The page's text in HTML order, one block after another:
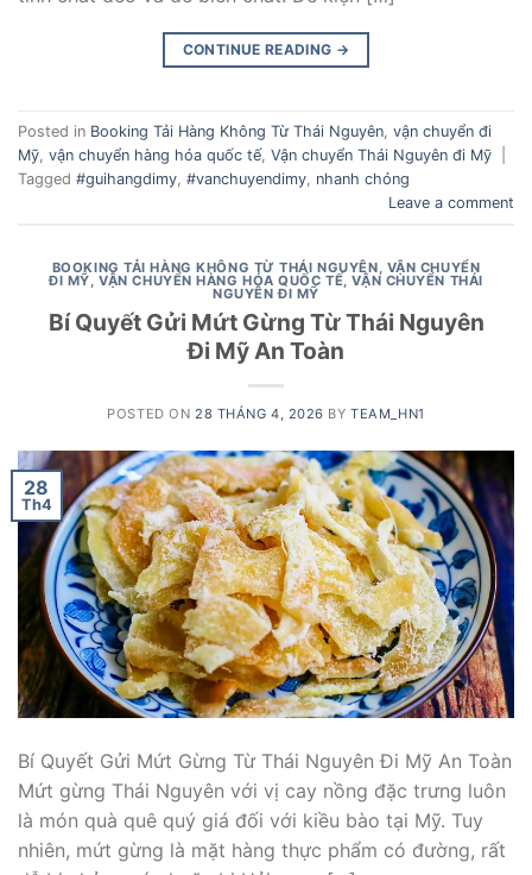
CONTINUE READING →
Posted in Booking Tải Hàng Không Từ Thái Nguyên vận chuyển đi
Mỹ vận chuyển hàng hóa quốc tế, Vận chuyển Thái Nguyên đi Mỹ
Tagged #guihangdimy #vanchuyendimy nhanh chóng
Leave a comment
BOOKING TẢI HÀNG KHÔNG TỪ THÁI NGUYÊN, VẬN CHUYỂN
ĐI MỸ,VẬN CHUYỂN HÀNG HÓA QUỐC TẾ,VẬN CHUYỂN THÁI
NGUYÊN ĐI MỸ
Bí Quyết Gửi Mứt Gừng Từ Thái Nguyên
Đi Mỹ An Toàn
POSTED ON 28 THÁNG 4, 2026 BYTEAM_HN1
28
Th4
Bí Quyết Gửi Mứt Gừng Từ Thái Nguyên Đi Mỹ An Toàn
Mứt gừng Thái Nguyên với vị cay nồng đặc trưng luôn
là món quà quê quý giá đối với kiều bào tại Mỹ. Tuy
nhiên, mứt gừng là mặt hàng thực phẩm có đường, rất